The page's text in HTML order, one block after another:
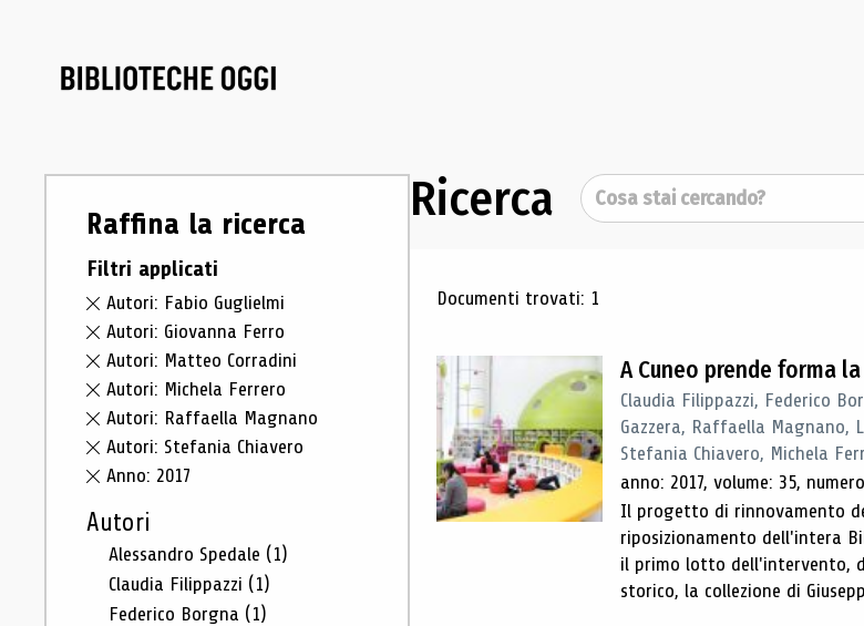
Raffina la ricerca
Filtri applicati
Autori: Fabio Guglielmi
Autori: Giovanna Ferro
Autori: Matteo Corradini
Autori: Michela Ferrero
Autori: Raffaella Magnano
Autori: Stefania Chiavero
Anno: 2017
Autori
Alessandro Spedale (1)
Claudia Filippazzi (1)
Federico Borgna (1)
Ricerca Cerca
Risultati di ricerca
Documenti trovati: 1
A Cuneo prende forma
Claudia Filippazzi, Federico
Gazzera, Raffaella Magnano,
Stefania Chiavero, Michela
anno: 2017, volume: 35,
Il progetto di rinnovamento
riposizionamento dell'intera
il primo lotto dell'intervento,
storico, la collezione di